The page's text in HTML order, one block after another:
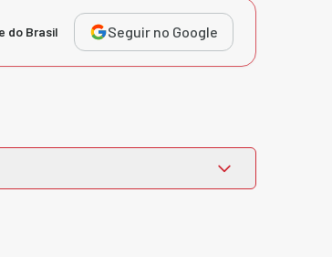
do Brasil Seguir no Google